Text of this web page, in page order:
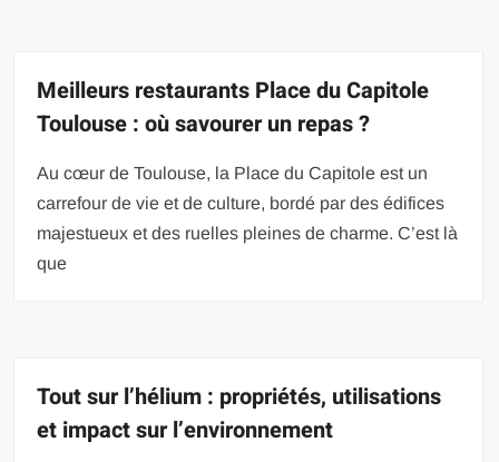
Meilleurs restaurants Place du Capitole
Toulouse : où savourer un repas ?
Au cœur de Toulouse, la Place du Capitole est un
carrefour de vie et de culture, bordé par des édifices
majestueux et des ruelles pleines de charme. C’est là
que
Tout sur l’hélium : propriétés, utilisations
et impact sur l’environnement